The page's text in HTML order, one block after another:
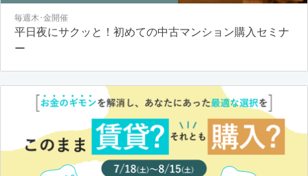
毎週木･金開催
平日夜にサクッと！初めての中古マンション購入セミナ
ー